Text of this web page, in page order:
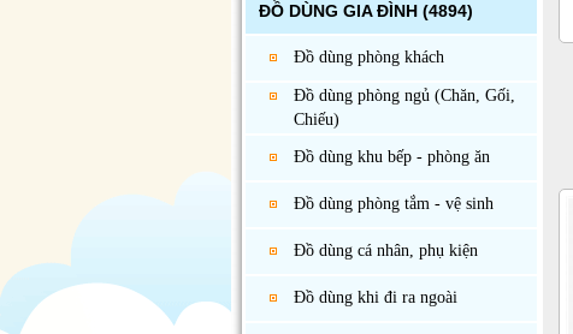
ĐỒ DÙNG GIA ĐÌNH (4894)
Đồ dùng phòng khách
Đồ dùng phòng ngủ (Chăn, Gối,
Chiếu)
Đồ dùng khu bếp - phòng ăn
Đồ dùng phòng tắm - vệ sinh
Đồ dùng cá nhân, phụ kiện
Đồ dùng khi đi ra ngoài